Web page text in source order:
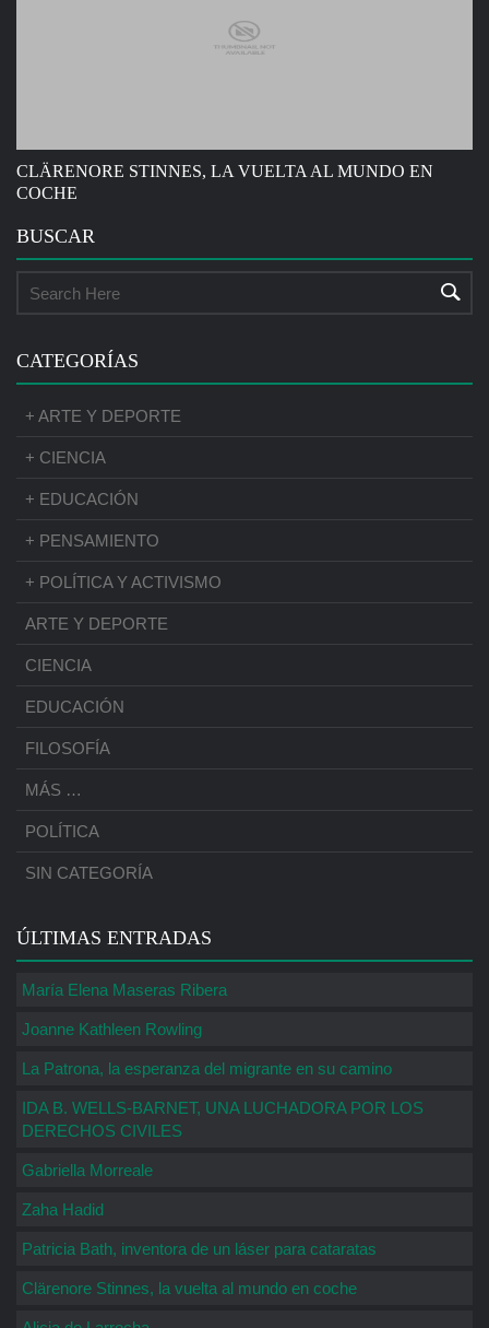
CLÄRENORE STINNES, LA VUELTA AL MUNDO EN
COCHE
BUSCAR
CATEGORÍAS
+ ARTE Y DEPORTE
+ CIENCIA
+ EDUCACIÓN
+ PENSAMIENTO
+ POLÍTICA Y ACTIVISMO
ARTE Y DEPORTE
CIENCIA
EDUCACIÓN
FILOSOFÍA
MÁS …
POLÍTICA
SIN CATEGORÍA
ÚLTIMAS ENTRADAS
María Elena Maseras Ribera
Joanne Kathleen Rowling
La Patrona, la esperanza del migrante en su camino
IDA B. WELLS-BARNET, UNA LUCHADORA POR LOS
DERECHOS CIVILES
Gabriella Morreale
Zaha Hadid
Patricia Bath, inventora de un láser para cataratas
Clärenore Stinnes, la vuelta al mundo en coche